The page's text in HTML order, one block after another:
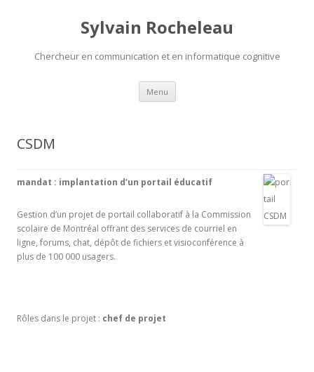
Sylvain Rocheleau
Chercheur en communication et en informatique cognitive
Menu Aller au contenu principal
CSDM
mandat : implantation d’un portail éducatif
Gestion d’un projet de portail collaboratif à la Commission
scolaire de Montréal offrant des services de courriel en
ligne, forums, chat, dépôt de fichiers et visioconférence à
plus de 100 000 usagers.
Rôles dans le projet : chef de projet